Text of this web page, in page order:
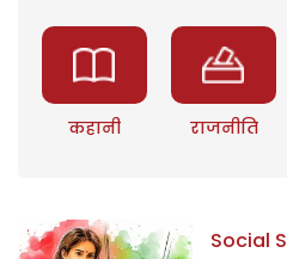
कहानी राजनीति
Social